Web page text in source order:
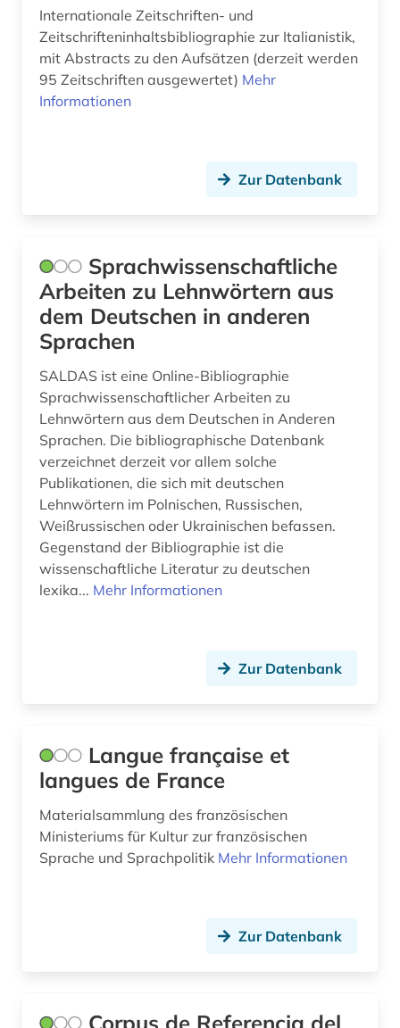
landeskunde (19)
latein (1)
linguistik (9)
literatur (5)
lusitanistik (13)
medienwissenschaft (20)
medizin (1)
medizingeschichte (1)
mediävistik (2)
mexiko (1)
mittelfranzösisch (1)
mongolei (1)
mongolisch (1)
mongolistik (1)
nachschlagewerk (3)
Internationale Zeitschriften- und
Zeitschrifteninhaltsbibliographie zur Italianistik,
mit Abstracts zu den Aufsätzen (derzeit werden
95 Zeitschriften ausgewertet) Mehr
Informationen
Zur Datenbank
Sprachwissenschaftliche
Arbeiten zu Lehnwörtern aus
dem Deutschen in anderen
Sprachen
SALDAS ist eine Online-Bibliographie
Sprachwissenschaftlicher Arbeiten zu
Lehnwörtern aus dem Deutschen in Anderen
Sprachen. Die bibliographische Datenbank
verzeichnet derzeit vor allem solche
Publikationen, die sich mit deutschen
Lehnwörtern im Polnischen, Russischen,
Weißrussischen oder Ukrainischen befassen.
Gegenstand der Bibliographie ist die
wissenschaftliche Literatur zu deutschen
lexika... Mehr Informationen
Zur Datenbank
Langue française et
langues de France
Materialsammlung des französischen
Ministeriums für Kultur zur französischen
Sprache und Sprachpolitik Mehr Informationen
Zur Datenbank